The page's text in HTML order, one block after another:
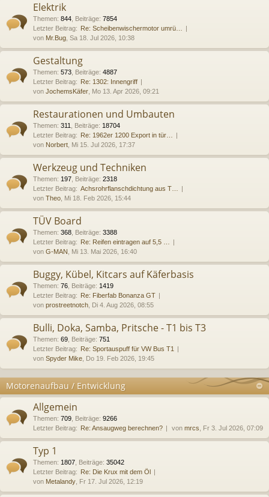
Elektrik
Themen: 844 Beiträge: 7854
Letzter Beitrag: Re: Scheibenwischermotor umrü…
von Mr.Bug , Sa 18. Jul 2026, 10:38
Gestaltung
Themen: 573 Beiträge: 4887
Letzter Beitrag: Re: 1302: Innengriff
von JochemsKäfer , Mo 13. Apr 2026, 09:21
Restaurationen und Umbauten
Themen: 311 Beiträge: 18704
Letzter Beitrag: Re: 1962er 1200 Export in tür…
von Norbert , Mi 15. Jul 2026, 17:37
Werkzeug und Techniken
Themen: 197 Beiträge: 2318
Letzter Beitrag: Achsrohrflanschdichtung aus T…
von Theo , Mi 18. Feb 2026, 15:44
TÜV Board
Themen: 368 Beiträge: 3388
Letzter Beitrag: Re: Reifen eintragen auf 5,5 …
von G-MAN , Mi 13. Mai 2026, 16:40
Buggy, Kübel, Kitcars auf Käferbasis
Themen: 76 Beiträge: 1419
Letzter Beitrag: Re: Fiberfab Bonanza GT
von prostreetnotch , Di 4. Aug 2026, 08:55
Bulli, Doka, Samba, Pritsche - T1 bis T3
Themen: 69 Beiträge: 751
Letzter Beitrag: Re: Sportauspuff für VW Bus T1
von Spyder Mike , Do 19. Feb 2026, 19:45
Motorenaufbau / Entwicklung
Allgemein
Themen: 709 Beiträge: 9266
Letzter Beitrag: Re: Ansaugweg berechnen? von mrcs , Fr 3. Jul 2026, 07:09
Typ 1
Themen: 1807 Beiträge: 35042
Letzter Beitrag: Re: Die Krux mit dem Öl
von Metalandy , Fr 17. Jul 2026, 12:19